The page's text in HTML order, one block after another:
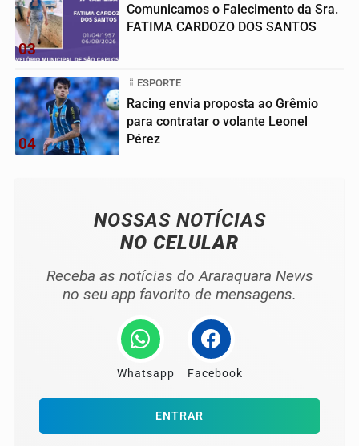
03
Comunicamos o Falecimento da Sra.
FATIMA CARDOZO DOS SANTOS
04
ESPORTE
Racing envia proposta ao Grêmio
para contratar o volante Leonel
Pérez
NOSSAS NOTÍCIAS
NO CELULAR
Receba as notícias do Araraquara News
no seu app favorito de mensagens.
Whatsapp Facebook
ENTRAR